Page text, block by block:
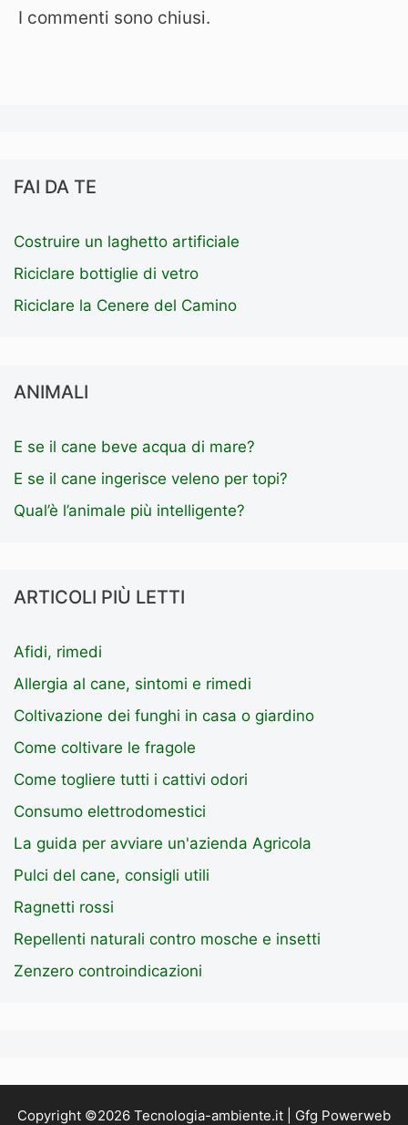
I commenti sono chiusi.
FAI DA TE
Costruire un laghetto artificiale
Riciclare bottiglie di vetro
Riciclare la Cenere del Camino
ANIMALI
E se il cane beve acqua di mare?
E se il cane ingerisce veleno per topi?
Qual’è l’animale più intelligente?
ARTICOLI PIÙ LETTI
Afidi, rimedi
Allergia al cane, sintomi e rimedi
Coltivazione dei funghi in casa o giardino
Come coltivare le fragole
Come togliere tutti i cattivi odori
Consumo elettrodomestici
La guida per avviare un'azienda Agricola
Pulci del cane, consigli utili
Ragnetti rossi
Repellenti naturali contro mosche e insetti
Zenzero controindicazioni
Copyright ©2026 Tecnologia-ambiente.it | Gfg Powerweb